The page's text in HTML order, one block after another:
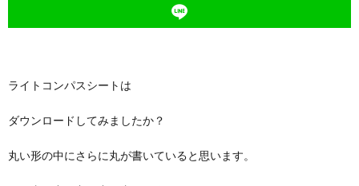
ライトコンパスシートは
ダウンロードしてみましたか？
丸い形の中にさらに丸が書いていると思います。